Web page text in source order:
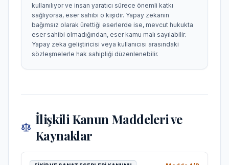
kullanılıyor ve insan yaratıcı sürece önemli katkı
sağlıyorsa, eser sahibi o kişidir. Yapay zekanın
bağımsız olarak ürettiği eserlerde ise, mevcut hukukta
eser sahibi olmadığından, eser kamu malı sayılabilir.
Yapay zeka geliştiricisi veya kullanıcısı arasındaki
sözleşmelerle hak sahipliği düzenlenebilir.
İlişkili Kanun Maddeleri ve
Kaynaklar